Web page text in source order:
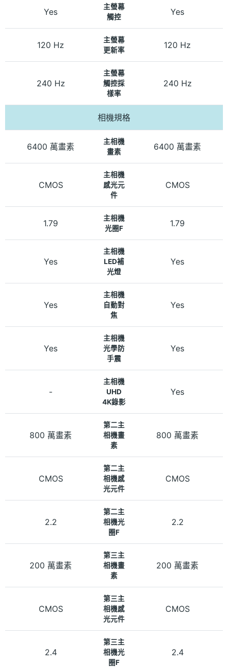
Yes
主螢幕
觸控
Yes
120 Hz
主螢幕
更新率
120 Hz
240 Hz
主螢幕
觸控採
樣率
240 Hz
相機規格
6400 萬畫素
主相機
畫素
6400 萬畫素
CMOS
主相機
感光元
件
CMOS
1.79
主相機
光圈F
1.79
Yes
主相機
LED補
光燈
Yes
Yes
主相機
自動對
焦
Yes
Yes
主相機
光學防
手震
Yes
-
主相機
UHD
4K錄影
Yes
800 萬畫素
第二主
相機畫
素
800 萬畫素
CMOS
第二主
相機感
光元件
CMOS
2.2
第二主
相機光
圈F
2.2
200 萬畫素
第三主
相機畫
素
200 萬畫素
CMOS
第三主
相機感
光元件
CMOS
2.4
第三主
相機光
圈F
2.4